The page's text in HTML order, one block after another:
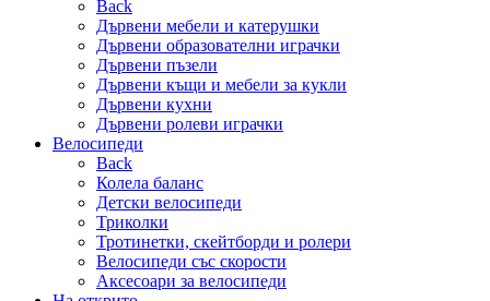
Back
Дървени мебели и катерушки
Дървени образователни играчки
Дървени пъзели
Дървени къщи и мебели за кукли
Дървени кухни
Дървени ролеви играчки
Велосипеди
Back
Колела баланс
Детски велосипеди
Триколки
Тротинетки, скейтборди и ролери
Велосипеди със скорости
Аксесоари за велосипеди